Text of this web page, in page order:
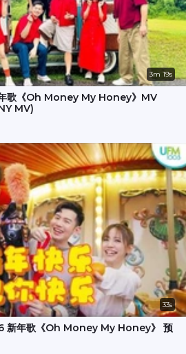
3m 19s
歌《Oh Money My Honey》MV
MV)
33s
新年歌《Oh Money My Honey》 预